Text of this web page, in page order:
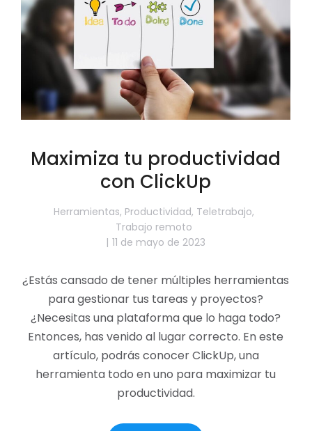
Maximiza tu productividad
con ClickUp
Herramientas, Productividad, Teletrabajo,
Trabajo remoto
11 de mayo de 2023
¿Estás cansado de tener múltiples herramientas
para gestionar tus tareas y proyectos?
¿Necesitas una plataforma que lo haga todo?
Entonces, has venido al lugar correcto. En este
artículo, podrás conocer ClickUp, una
herramienta todo en uno para maximizar tu
productividad.